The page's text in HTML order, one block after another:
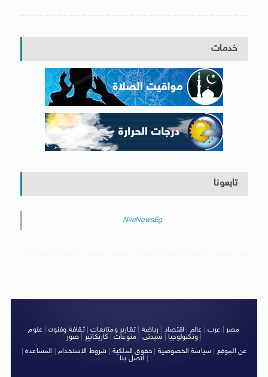
خدمات
تابعونا
NileNewsEg
مصر عرب عالم اقتصاد رياضة |تقارير ومتابعات|ثقافة وفنون
علوم
وتكنولوجيا| سيدتى منوعات كاريكاتير صور
|
عن الموقع
سياسة الخصوصية حقوق الملكية شروط الاستخدام| المساعدة|
اتصل بنا